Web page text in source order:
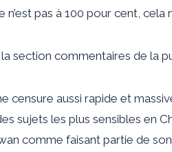
n’est pas à 100 pour cent,
section commentaires de la
censure aussi rapide et
sujets les plus sensibles en
comme faisant partie de